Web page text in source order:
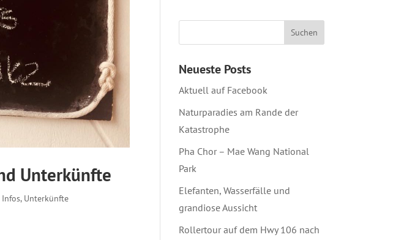
Unterkünfte
Infos, Unterkünfte
Neueste Posts
Aktuell auf Facebook
Naturparadies am Rande der
Katastrophe
Pha Chor – Mae Wang National
Park
Elefanten, Wasserfälle und
grandiose Aussicht
Rollertour auf dem Hwy 106 nach